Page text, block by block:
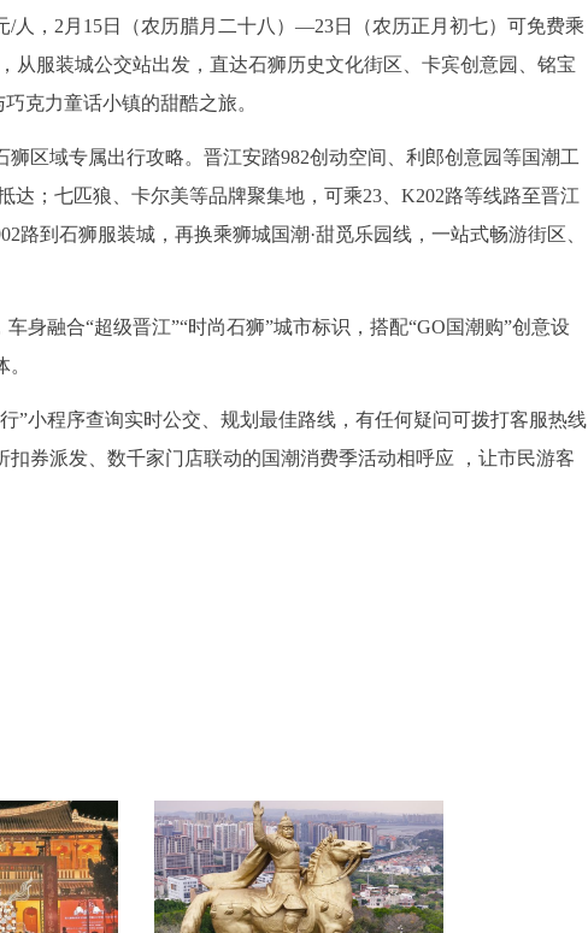
人，2月15日（农历腊月二十八）—23日（农历正月初七）可免费乘
从服装城公交站出发，直达石狮历史文化街区、卡宾创意园、铭宝
克力童话小镇的甜酷之旅。
区域专属出行攻略。晋江安踏982创动空间、利郎创意园等国潮工
达；七匹狼、卡尔美等品牌聚集地，可乘23、K202路等线路至晋江
路到石狮服装城，再换乘狮城国潮·甜觅乐园线，一站式畅游街区、
身融合“超级晋江”“时尚石狮”城市标识，搭配“GO国潮购”创意设
”小程序查询实时公交、规划最佳路线，有任何疑问可拨打客服热线
扣券派发、数千家门店联动的国潮消费季活动相呼应 ，让市民游客